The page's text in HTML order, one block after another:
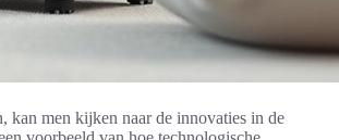
kan men kijken naar de innovaties in de